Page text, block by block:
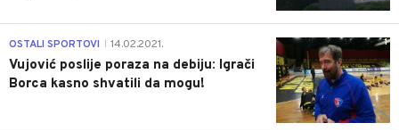
1
OSTALI SPORTOVI 14.02.2021.
Vujović poslije poraza na debiju: Igrači
Borca kasno shvatili da mogu!